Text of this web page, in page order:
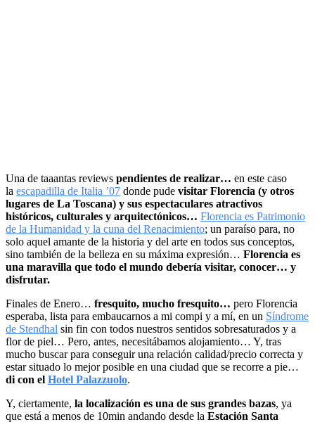
Una de taaantas reviews pendientes de realizar… en este caso
la escapadilla de Italia ’07 donde pude visitar Florencia (y otros
lugares de La Toscana) y sus espectaculares atractivos
históricos, culturales y arquitectónicos… Florencia es Patrimonio
de la Humanidad y la cuna del Renacimiento; un paraíso para, no
solo aquel amante de la historia y del arte en todos sus conceptos,
sino también de la belleza en su máxima expresión… Florencia es
una maravilla que todo el mundo debería visitar, conocer… y
disfrutar.
Finales de Enero… fresquito, mucho fresquito… pero Florencia
esperaba, lista para embaucarnos a mi compi y a mí, en un Síndrome
de Stendhal sin fin con todos nuestros sentidos sobresaturados y a
flor de piel… Pero, antes, necesitábamos alojamiento… Y, tras
mucho buscar para conseguir una relación calidad/precio correcta y
estar situado lo mejor posible en una ciudad que se recorre a pie…
di con el Hotel Palazzuolo.
Y, ciertamente, la localización es una de sus grandes bazas, ya
que está a menos de 10min andando desde la Estación Santa